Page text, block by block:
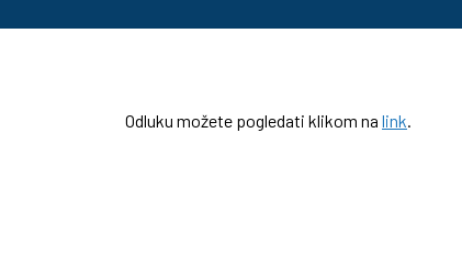
Odluku možete pogledati klikom na link.